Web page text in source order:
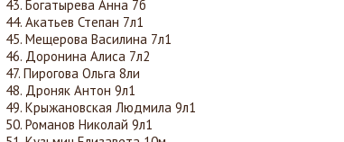
Богатырева Анна 7б
Акатьев Степан 7л1
Мещерова Василина 7л1
Доронина Алиса 7л2
Пирогова Ольга 8ли
Дроняк Антон 9л1
Крыжановская Людмила 9л1
Романов Николай 9л1